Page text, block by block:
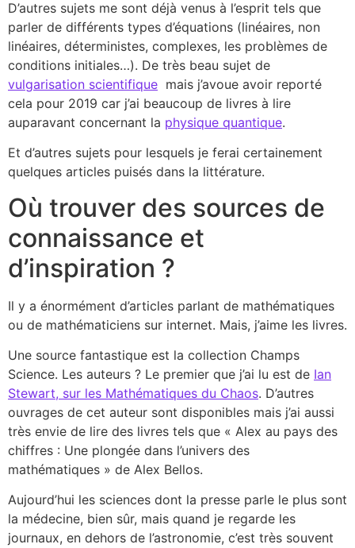
D’autres sujets me sont déjà venus à l’esprit tels que
parler de différents types d’équations (linéaires, non
linéaires, déterministes, complexes, les problèmes de
conditions initiales…). De très beau sujet de
vulgarisation scientifique mais j’avoue avoir reporté
cela pour 2019 car j’ai beaucoup de livres à lire
auparavant concernant la physique quantique.
Et d’autres sujets pour lesquels je ferai certainement
quelques articles puisés dans la littérature.
Où trouver des sources de
connaissance et
d’inspiration ?
Il y a énormément d’articles parlant de mathématiques
ou de mathématiciens sur internet. Mais, j’aime les livres.
Une source fantastique est la collection Champs
Science. Les auteurs ? Le premier que j’ai lu est de Ian
Stewart, sur les Mathématiques du Chaos. D’autres
ouvrages de cet auteur sont disponibles mais j’ai aussi
très envie de lire des livres tels que « Alex au pays des
chiffres : Une plongée dans l’univers des
mathématiques » de Alex Bellos.
Aujourd’hui les sciences dont la presse parle le plus sont
la médecine, bien sûr, mais quand je regarde les
journaux, en dehors de l’astronomie, c’est très souvent